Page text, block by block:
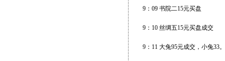
9：09 书院二15元买盘
9：10 丝绸五15元买盘成交
9：11 大兔95元成交，小兔33